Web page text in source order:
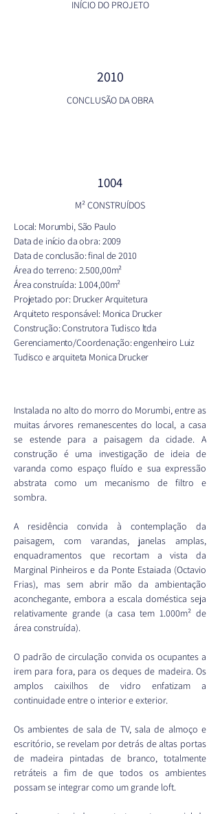
INÍCIO DO PROJETO
2010
CONCLUSÃO DA OBRA
1004
M² CONSTRUÍDOS
Local: Morumbi, São Paulo
Data de início da obra: 2009
Data de conclusão: final de 2010
Área do terreno: 2.500,00m²
Área construída: 1.004,00m²
Projetado por: Drucker Arquitetura
Arquiteto responsável: Monica Drucker
Construção: Construtora Tudisco ltda
Gerenciamento/Coordenação: engenheiro Luiz
Tudisco e arquiteta Monica Drucker
Instalada no alto do morro do Morumbi, entre as
muitas árvores remanescentes do local, a casa
se estende para a paisagem da cidade. A
construção é uma investigação de ideia de
varanda como espaço fluído e sua expressão
abstrata como um mecanismo de filtro e
sombra.
A residência convida à contemplação da
paisagem, com varandas, janelas amplas,
enquadramentos que recortam a vista da
Marginal Pinheiros e da Ponte Estaiada (Octavio
Frias), mas sem abrir mão da ambientação
aconchegante, embora a escala doméstica seja
relativamente grande (a casa tem 1.000m² de
área construída).
O padrão de circulação convida os ocupantes a
irem para fora, para os deques de madeira. Os
amplos caixilhos de vidro enfatizam a
continuidade entre o interior e exterior.
Os ambientes de sala de TV, sala de almoço e
escritório, se revelam por detrás de altas portas
de madeira pintadas de branco, totalmente
retráteis a fim de que todos os ambientes
possam se integrar como um grande loft.